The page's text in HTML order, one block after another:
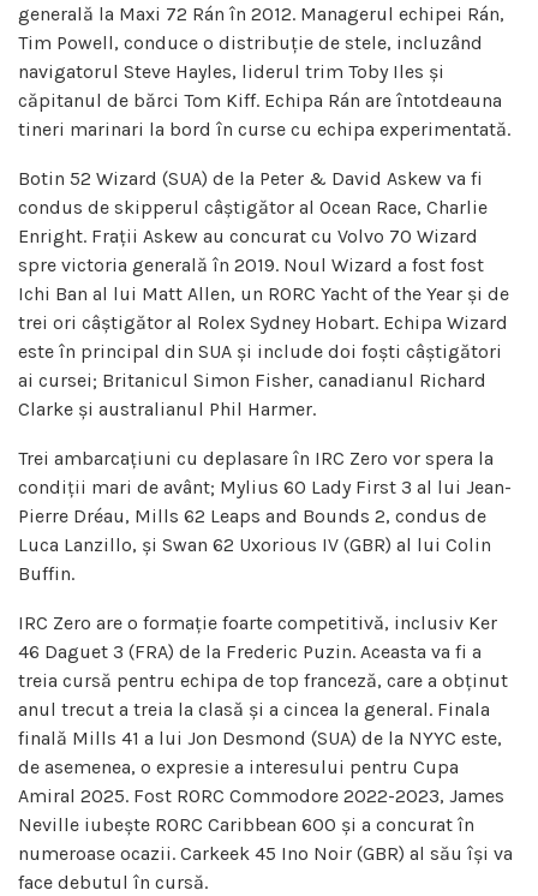
generală la Maxi 72 Rán în 2012. Managerul echipei Rán,
Tim Powell, conduce o distribuție de stele, incluzând
navigatorul Steve Hayles, liderul trim Toby Iles și
căpitanul de bărci Tom Kiff. Echipa Rán are întotdeauna
tineri marinari la bord în curse cu echipa experimentată.
Botin 52 Wizard (SUA) de la Peter & David Askew va fi
condus de skipperul câștigător al Ocean Race, Charlie
Enright. Frații Askew au concurat cu Volvo 70 Wizard
spre victoria generală în 2019. Noul Wizard a fost fost
Ichi Ban al lui Matt Allen, un RORC Yacht of the Year și de
trei ori câștigător al Rolex Sydney Hobart. Echipa Wizard
este în principal din SUA și include doi foști câștigători
ai cursei; Britanicul Simon Fisher, canadianul Richard
Clarke și australianul Phil Harmer.
Trei ambarcațiuni cu deplasare în IRC Zero vor spera la
condiții mari de avânt; Mylius 60 Lady First 3 al lui Jean-
Pierre Dréau, Mills 62 Leaps and Bounds 2, condus de
Luca Lanzillo, și Swan 62 Uxorious IV (GBR) al lui Colin
Buffin.
IRC Zero are o formație foarte competitivă, inclusiv Ker
46 Daguet 3 (FRA) de la Frederic Puzin. Aceasta va fi a
treia cursă pentru echipa de top franceză, care a obținut
anul trecut a treia la clasă și a cincea la general. Finala
finală Mills 41 a lui Jon Desmond (SUA) de la NYYC este,
de asemenea, o expresie a interesului pentru Cupa
Amiral 2025. Fost RORC Commodore 2022-2023, James
Neville iubește RORC Caribbean 600 și a concurat în
numeroase ocazii. Carkeek 45 Ino Noir (GBR) al său își va
face debutul în cursă.